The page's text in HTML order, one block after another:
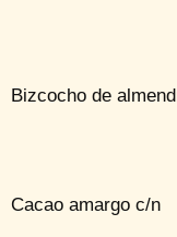
Bizcocho de
Cacao amargo c/n